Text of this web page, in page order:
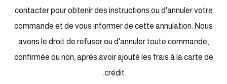
contacter pour obtenir des instructions ou d'annuler votre
commande et de vous informer de cette annulation. Nous
avons le droit de refuser ou d'annuler toute commande,
confirmée ou non, après avoir ajouté les frais à la carte de
crédit.